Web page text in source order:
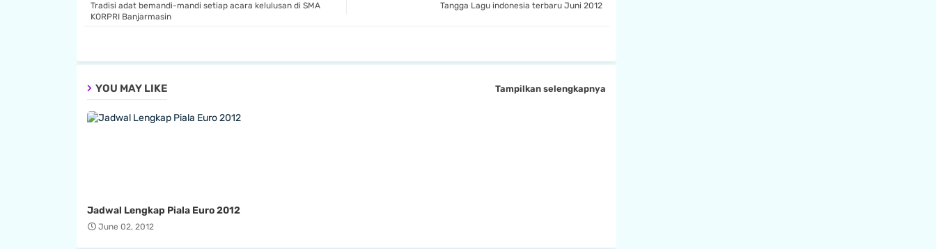
Tangga Lagu indonesia terbaru Juni 2012
Tradisi adat bemandi-mandi setiap acara kelulusan di SMA
KORPRI Banjarmasin
YOU MAY LIKE Tampilkan selengkapnya
Jadwal Lengkap Piala Euro 2012
June 02, 2012